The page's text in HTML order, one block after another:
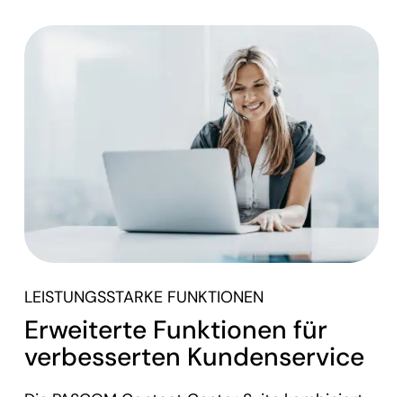
LEISTUNGSSTARKE FUNKTIONEN
Erweiterte Funktionen für
verbesserten Kundenservice